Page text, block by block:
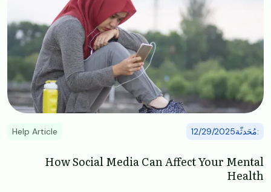
:مُحَدثّة12/29/2025 Help Article
How Social Media Can Affect Your Mental
Health